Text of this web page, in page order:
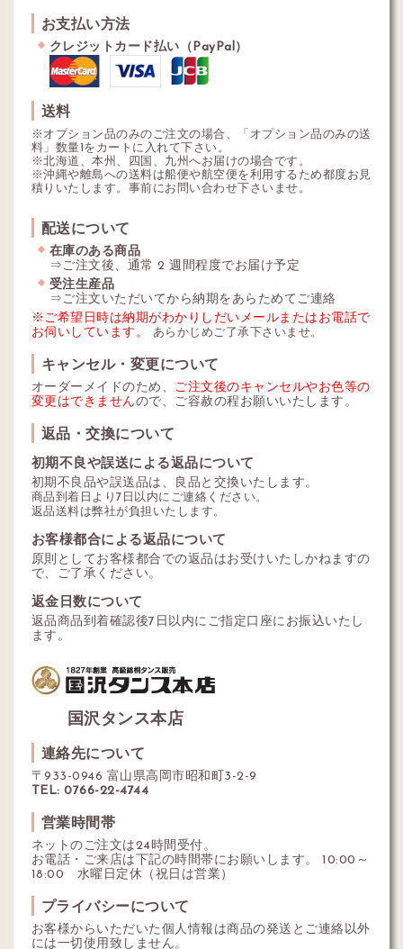
お支払い方法
クレジットカード払い（PayPal）
送料
※オプション品のみのご注文の場合、「オプション品のみの送
料」数量1をカートに入れて下さい。
※北海道、本州、四国、九州へお届けの場合です。
※沖縄や離島への送料は船便や航空便を利用するため都度お見
積りいたします。事前にお問い合わせ下さいませ。
配送について
在庫のある商品
⇒ご注文後、通常 2 週間程度でお届け予定
受注生産品
⇒ご注文いただいてから納期をあらためてご連絡
※ご希望日時は納期がわかりしだいメールまたはお電話で
お伺いしています。
あらかじめご了承下さいませ。
キャンセル・変更について
オーダーメイドのため、 ご注文後のキャンセルやお色等の
変更はできませんので、ご容赦の程お願いいたします。
返品・交換について
初期不良や誤送による返品について
初期不良品や誤送品は、良品と交換いたします。
商品到着日より7日以内にご連絡ください。
返品送料は弊社が負担いたします。
お客様都合による返品について
原則としてお客様都合での返品はお受けいたしかねますの
で、ご了承ください。
返金日数について
返品商品到着確認後7日以内にご指定口座にお振込いたし
ます。
国沢タンス本店
連絡先について
〒933-0946 富山県高岡市昭和町3-2-9
TEL: 0766-22-4744
営業時間帯
ネットのご注文は24時間受付。
お電話・ご来店は下記の時間帯にお願いします。 10:00～
18:00 水曜日定休（祝日は営業）
プライバシーについて
お客様からいただいた個人情報は商品の発送とご連絡以外
には一切使用致しません。